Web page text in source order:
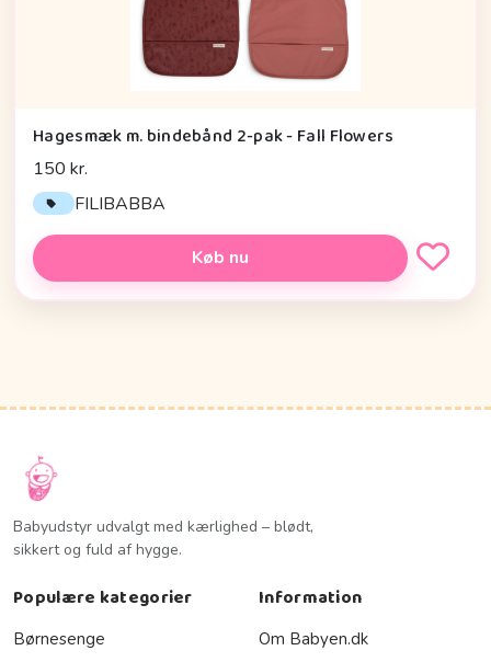
Hagesmæk m. bindebånd 2-pak - Fall Flowers
150 kr.
FILIBABBA
Køb nu
Babyudstyr udvalgt med kærlighed – blødt,
sikkert og fuld af hygge.
Populære kategorier
Børnesenge
Information
Om Babyen.dk